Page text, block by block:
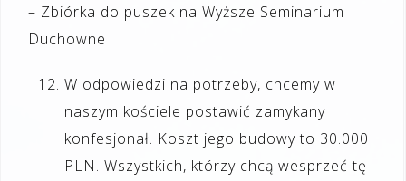
– Zbiórka do puszek na Wyższe Seminarium
Duchowne
W odpowiedzi na potrzeby, chcemy w
naszym kościele postawić zamykany
konfesjonał. Koszt jego budowy to 30.000
PLN. Wszystkich, którzy chcą wesprzeć tę